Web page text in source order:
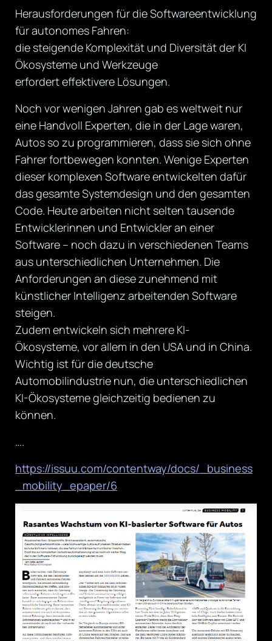
Herausforderungen für die Softwareentwicklung
für autonomes Fahren:
die steigende Komplexität und Diversität der KI
Ökosysteme und Werkzeuge
erfordert effektivere Lösungen.
Noch vor wenigen Jahren gab es weltweit nur
eine Handvoll Experten, die in der Lage waren,
Autos so zu programmieren, dass sie sich ohne
Fahrer fortbewegen konnten. Wenige Experten
dieser komplexen Software entwickelten dafür
das gesamte Systemdesign und den gesamten
Code. Heute arbeiten nicht selten tausende
Entwicklerinnen und Entwickler an einer
Software – noch dazu in verschiedenen Teams
aus unterschiedlichen Unternehmen. Die
Anforderungen an diese zunehmend mit
künstlicher Intelligenz arbeitenden Software
steigen.
Zudem entwickeln sich mehrere KI-
Ökosysteme, vor allem in den USA und in China.
Wichtig ist für die deutsche
Automobilindustrie nun, die unterschiedlichen
KI-Ökosysteme gleichzeitig bedienen zu
können.
….
https://issuu.com/contentway/docs/_business
_mobility_epaper/6